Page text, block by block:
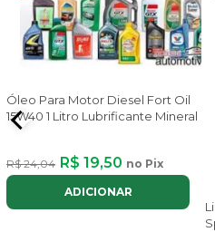
Óleo Para Motor Diesel Fort Oil
15W40 1 Litro Lubrificante Mineral
R$ 24,04 R$ 19,50 no Pix
ADICIONAR